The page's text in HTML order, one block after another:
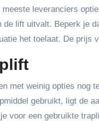
leveranciers
lift uitvalt. Beperk je
het toelaat. De prijs
met weinig opties nog
gebruikt, ligt de
voor een gebruikte